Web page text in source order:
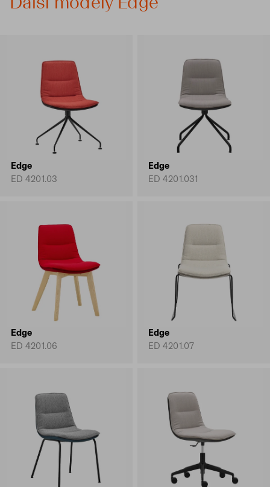
Edge
ED 4201.03
Edge
ED 4201.031
Edge
ED 4201.06
Edge
ED 4201.07